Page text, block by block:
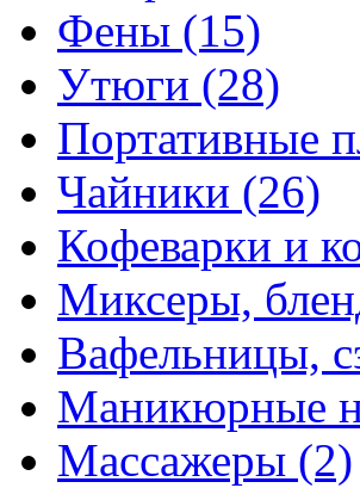
Фены (15)
Утюги (28)
Портативные
Чайники (26)
Кофеварки и
Миксеры,
Вафельницы,
Маникюрные
Массажеры (2)